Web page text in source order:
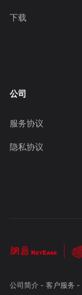
下载
公司
服务协议
隐私协议
公司简介- 客户服务 -